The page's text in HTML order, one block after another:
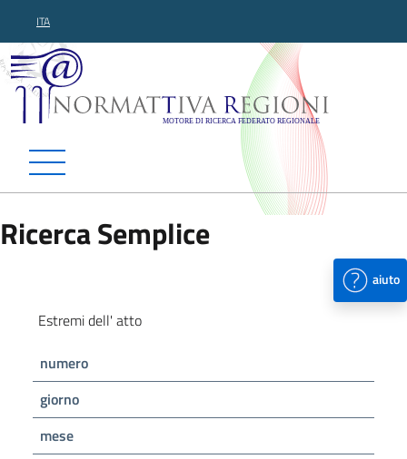
ITA
Normattiva Regioni -
Ricerca Semplice
aiuto
Estremi dell' atto
numero
giorno
mese